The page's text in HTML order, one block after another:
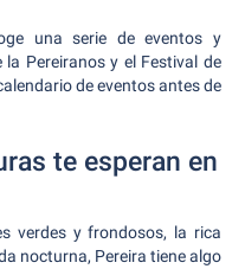
una serie de eventos y
Pereiranos y el Festival de
de eventos antes de
te esperan en
verdes y frondosos, la rica
nocturna, Pereira tiene algo